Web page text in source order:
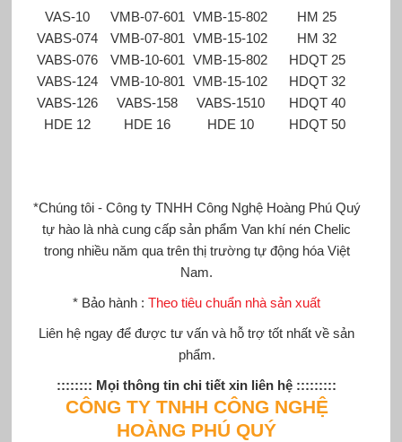
VAS-10
VMB-07-601 VMB-15-802
HM 25
VABS-074
VMB-07-801 VMB-15-102
HM 32
VABS-076
VMB-10-601 VMB-15-802
HDQT 25
VABS-124
VMB-10-801 VMB-15-102
HDQT 32
VABS-126
VABS-158 VABS-1510
HDQT 40
HDE 12
HDE 16 HDE 10 HDQT 50
*Chúng tôi - Công ty TNHH Công Nghệ Hoàng Phú Quý
tự hào là nhà cung cấp sản phẩmVan khí nén Chelic
trong nhiều năm qua trên thị trường tự động hóa Việt
Nam.
* Bảo hành :Theo tiêu chuẩn nhà sản xuất
Liên hệ ngay để được tư vấn và hỗ trợ tốt nhất về sản
phẩm.
:::::::: Mọi thông tin chi tiết xin liên hệ :::::::::
CÔNG TY TNHH CÔNG NGHỆ
HOÀNG PHÚ QUÝ